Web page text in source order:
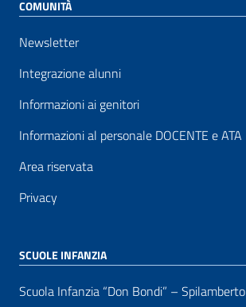
COMUNITÀ
Newsletter
Integrazione alunni
Informazioni ai genitori
Informazioni al personale DOCENTE e ATA
Area riservata
Privacy
SCUOLE INFANZIA
Scuola Infanzia “Don Bondi” – Spilamberto